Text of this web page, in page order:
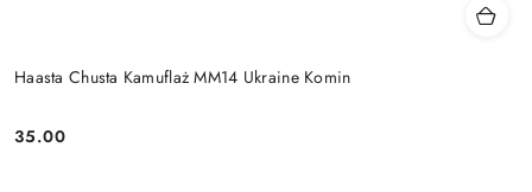
Haasta Chusta Kamuflaż MM14 Ukraine Komin
Cena:
35.00